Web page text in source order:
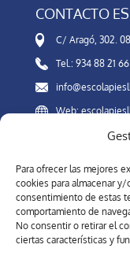
Para ofrecer las mejores
cookies para almacenar
consentimiento de estas
comportamiento de
No consentir o retirar el
ciertas características y
CONTACTO
C/ Aragó, 302.
Tel.: 934 88 21 66
Web:
Canal Interno de
REDES